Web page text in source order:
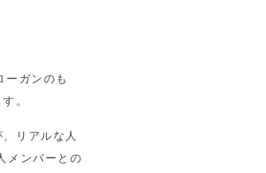
ーガンのも
。
リアルな人
メンバーとの